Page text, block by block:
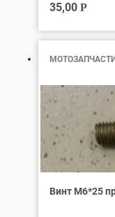
35,00 Р
Винт М6*25